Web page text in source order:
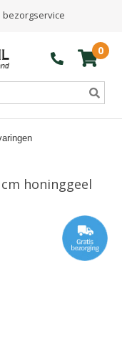
bezorgservice
0
honinggeel